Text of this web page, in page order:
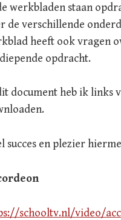
werkbladen staan
de verschillende
heeft ook vragen
opdracht.
document heb ik links
succes en plezier
schooltv.nl/video/